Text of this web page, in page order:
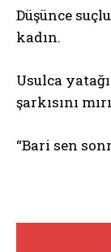
Düşünce
kadın.
Usulca
şarkısını
“Bari sen